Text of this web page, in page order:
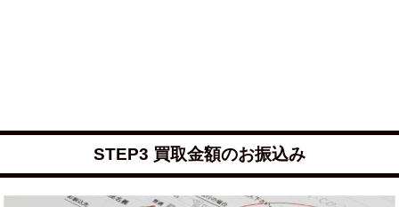
STEP3 買取金額のお振込み